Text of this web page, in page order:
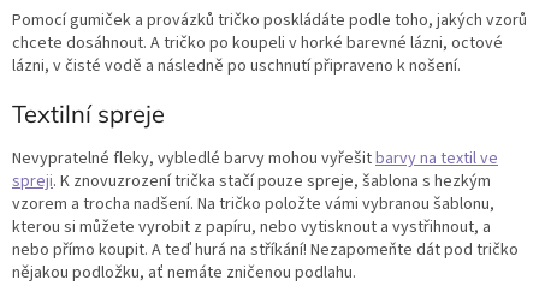
Pomocí gumiček a provázků tričko poskládáte podle toho, jakých vzorů
chcete dosáhnout. A tričko po koupeli v horké barevné lázni, octové
lázni, v čisté vodě a následně po uschnutí připraveno k nošení.
Textilní spreje
Nevypratelné fleky, vybledlé barvy mohou vyřešitbarvy na textil ve
spreji. K znovuzrození trička stačí pouze spreje, šablona s hezkým
vzorem a trocha nadšení. Na tričko položte vámi vybranou šablonu,
kterou si můžete vyrobit z papíru, nebo vytisknout a vystřihnout, a
nebo přímo koupit. A teď hurá na stříkání! Nezapomeňte dát pod tričko
nějakou podložku, ať nemáte zničenou podlahu.